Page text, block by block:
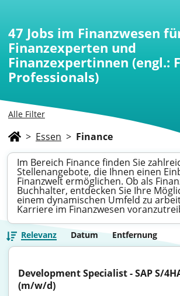
Alle Filter
47 Jobs im Finanzwesen
Finanzexperten und
Finanzexpertinnen (engl.:
Professionals)
> Essen > Finance
Im Bereich Finance finden Sie
Stellenangebote, die Ihnen einen
Finanzwelt ermöglichen. Ob als
Buchhalter, entdecken Sie Ihre
einem dynamischen Umfeld zu
Karriere im Finanzwesen
Relevanz Datum Entfernung
Development Specialist - SAP S/
(m/w/d)